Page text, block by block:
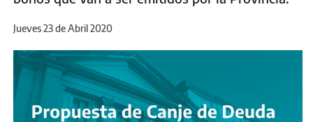
Jueves 23 de Abril 2020